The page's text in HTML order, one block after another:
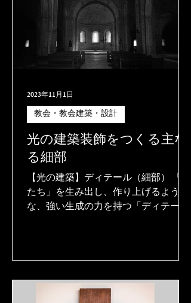
光の建築装飾をつくる主な
る細部
【光の建築】ディテール（細部） 「か
たち」を生み出し、作り上げるよう
な、強い生成の力を持つ「ディテール
長の力が集中し、それが時と条件を得
れば、急激に成長して、植物は大き
く、そして複
教会・教会建築・設計
2023年11月1日